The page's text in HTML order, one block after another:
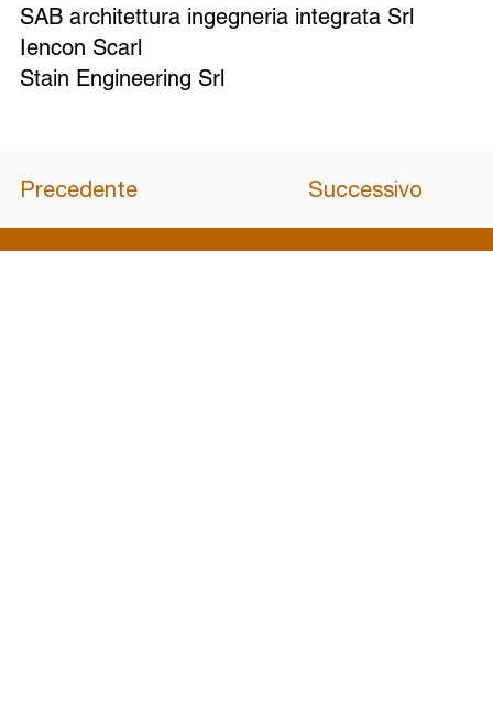
SAB architettura ingegneria integrata Srl
Iencon Scarl
Stain Engineering Srl
Successivo
Precedente